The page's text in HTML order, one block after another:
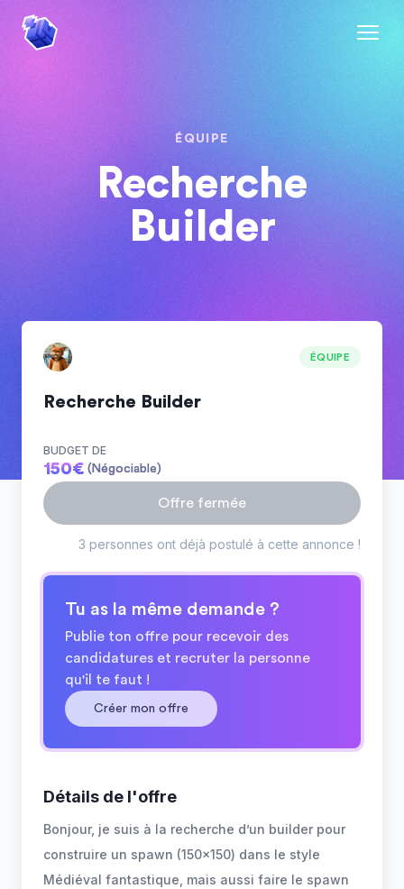
ÉQUIPE
Recherche
Builder
ÉQUIPE
Recherche Builder
BUDGET DE
150€ (Négociable)
Offre fermée
3 personnes ont déjà postulé à cette annonce !
Tu as la même demande ?
Publie ton offre pour recevoir des
candidatures et recruter la personne
qu'il te faut !
Créer mon offre
Détails de l'offre
Bonjour, je suis à la recherche d’un builder pour
construire un spawn (150x150) dans le style
Médiéval fantastique, mais aussi faire le spawn